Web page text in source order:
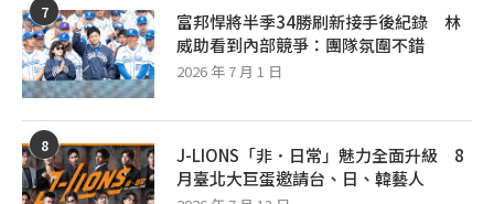
7
富邦悍將半季34勝刷新接手後紀錄 林
威助看到內部競爭：團隊氛圍不錯
2026 年 7 月 1 日
8
J-LIONS「非．日常」魅力全面升級 8
月臺北大巨蛋邀請台、日、韓藝人